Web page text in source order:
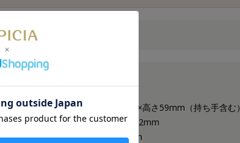
原材料の一覧
■サイズ／＜カップ＞幅104×口径74×高さ59mm（持ち手含む）
＜ソーサー＞幅130×奥行130×高さ12mm
＜サイズ＞縦145×横145×高さ85mm